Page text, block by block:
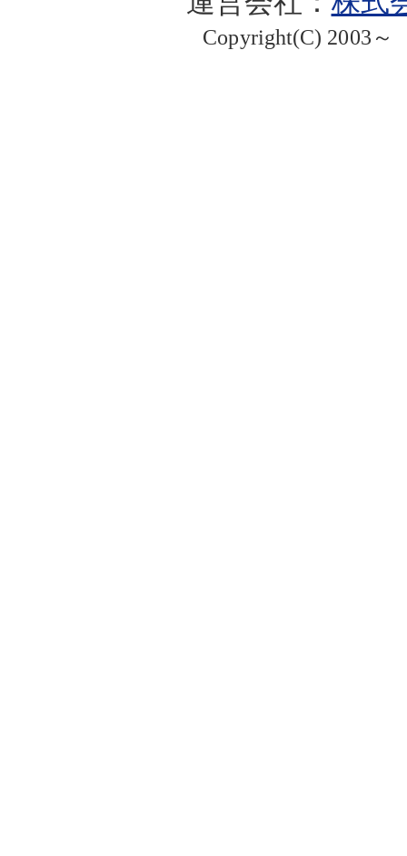
Copyright(C) 2003